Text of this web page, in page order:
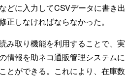
どに入力してCSVデータに書き
しなければならなかった。
み取り機能を利用することで、
情報を助ネコ通販管理システム
ができる。これにより、在庫数